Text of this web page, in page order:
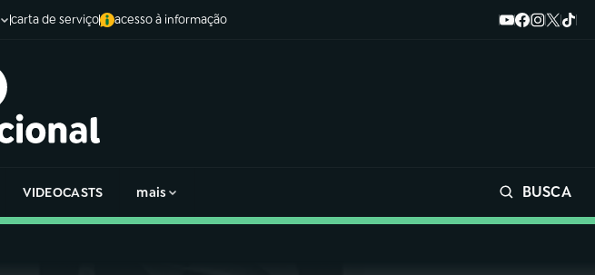
carta de serviço acesso à informação
VIDEOCASTS mais BUSCA